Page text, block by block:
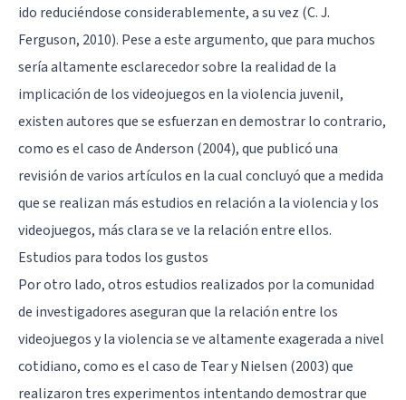
ido reduciéndose considerablemente, a su vez (C. J.
Ferguson, 2010). Pese a este argumento, que para muchos
sería altamente esclarecedor sobre la realidad de la
implicación de los videojuegos en la violencia juvenil,
existen autores que se esfuerzan en demostrar lo contrario,
como es el caso de Anderson (2004), que publicó una
revisión de varios artículos en la cual concluyó que a medida
que se realizan más estudios en relación a la violencia y los
videojuegos, más clara se ve la relación entre ellos.
Estudios para todos los gustos
Por otro lado, otros estudios realizados por la comunidad
de investigadores aseguran que la relación entre los
videojuegos y la violencia se ve altamente exagerada a nivel
cotidiano, como es el caso de Tear y Nielsen (2003) que
realizaron tres experimentos intentando demostrar que